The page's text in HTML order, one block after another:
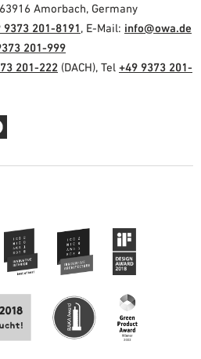
Amorbach, Germany
9373 201-8191, E-Mail: info@owa.de
201-999
201-222 (DACH), Tel +49 9373 201-